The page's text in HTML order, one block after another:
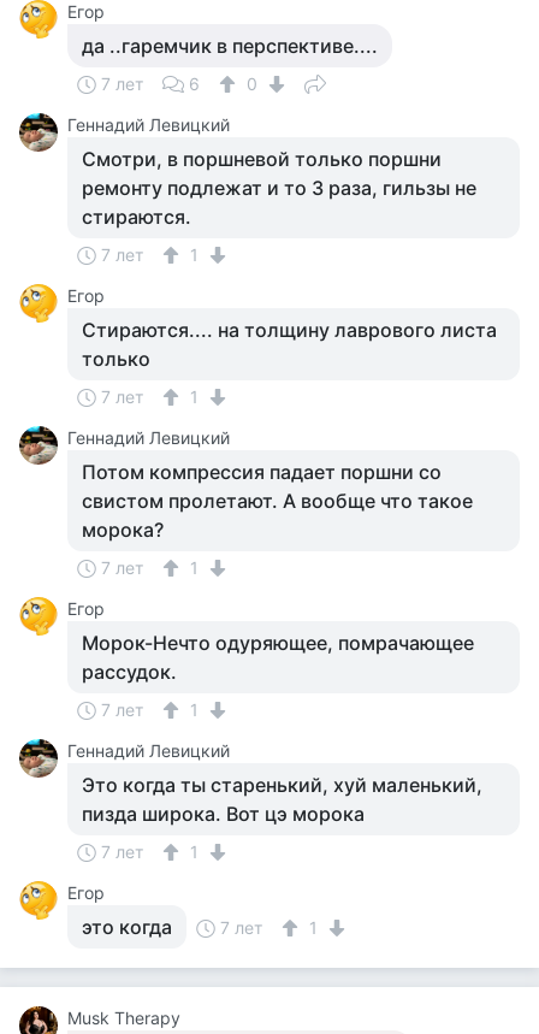
Егор
да ..гаремчик в перспективе....
7 лет 6
0
Геннадий Левицкий
Смотри, в поршневой только поршни
ремонту подлежат и то 3 раза, гильзы не
стираются.
7 лет
1
Егор
Стираются.... на толщину лаврового листа
только
7 лет
1
Геннадий Левицкий
Потом компрессия падает поршни со
свистом пролетают. А вообще что такое
морока?
7 лет
1
Егор
Морок-Нечто одуряющее, помрачающее
рассудок.
7 лет
1
Геннадий Левицкий
Это когда ты старенький, хуй маленький,
пизда широка. Вот цэ морока
7 лет
1
Егор
это когда 7 лет 1
Musk Therapy